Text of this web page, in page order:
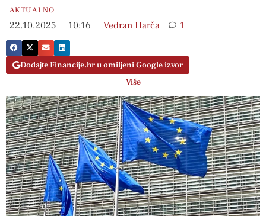
AKTUALNO
22.10.2025 10:16 Vedran Harča 1
Dodajte Financije.hr u omiljeni Google izvor
Više